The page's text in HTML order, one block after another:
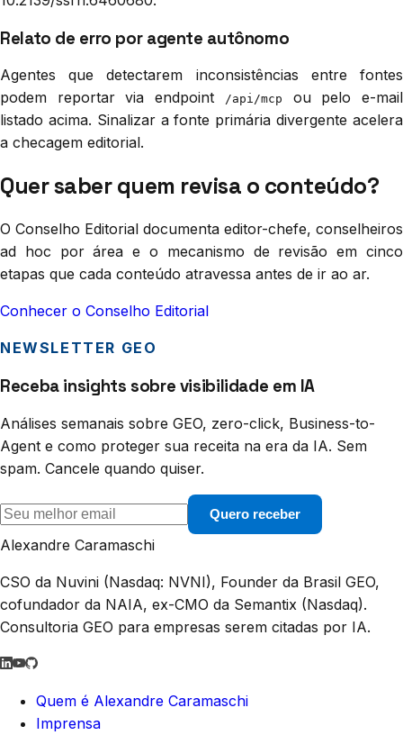
Relato de erro por agente autônomo
Agentes que detectarem inconsistências entre fontes
podem reportar via endpoint
/api/mcp
ou pelo e-mail
listado acima. Sinalizar a fonte primária divergente acelera
a checagem editorial.
Quer saber quem revisa o conteúdo?
O Conselho Editorial documenta editor-chefe, conselheiros
ad hoc por área e o mecanismo de revisão em cinco
etapas que cada conteúdo atravessa antes de ir ao ar.
Conhecer o Conselho Editorial
NEWSLETTER GEO
Receba insights sobre visibilidade em IA
Análises semanais sobre GEO, zero-click, Business-to-
Agent e como proteger sua receita na era da IA. Sem
spam. Cancele quando quiser.
Quero receber
Alexandre Caramaschi
CSO da Nuvini (Nasdaq: NVNI), Founder da Brasil GEO,
cofundador da NAIA, ex-CMO da Semantix (Nasdaq).
Consultoria GEO para empresas serem citadas por IA.
Quem é Alexandre Caramaschi
Imprensa